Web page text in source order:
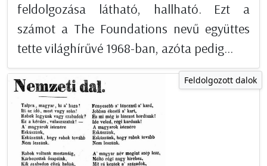
feldolgozása látható, hallható. Ezt a
számot a The Foundations nevű együttes
tette világhírűvé 1968-ban, azóta pedig...
Feldolgozott dalok